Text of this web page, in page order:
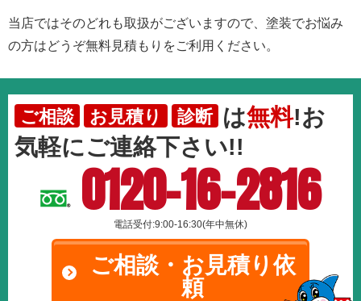
当店ではそのどれも取扱がございますので、塗装でお悩み
の方はどうぞ無料見積もりをご利用ください。
ご相談 お見積り 診断 は無料!お
気軽にご連絡下さい!!
0120-16-2816
電話受付:9:00-16:30(年中無休)
ご相談・お見積り依
頼